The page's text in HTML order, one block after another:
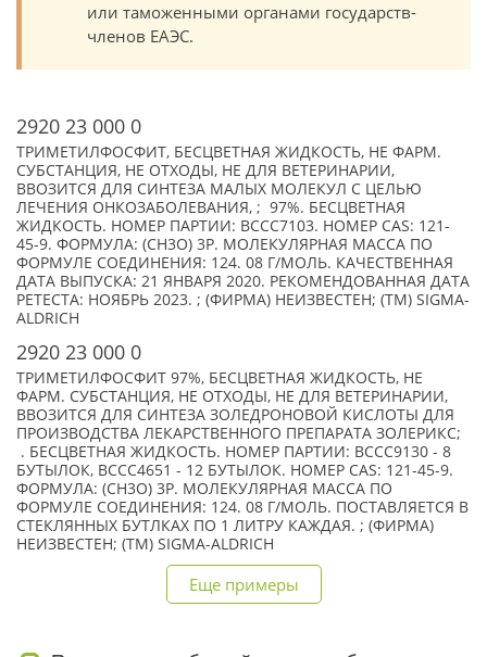
или таможенными органами государств-
членов ЕАЭС.
2920 23 000 0
ТРИМЕТИЛФОСФИТ, БЕСЦВЕТНАЯ ЖИДКОСТЬ, НЕ ФАРМ.
СУБСТАНЦИЯ, НЕ ОТХОДЫ, НЕ ДЛЯ ВЕТЕРИНАРИИ,
ВВОЗИТСЯ ДЛЯ СИНТЕЗА МАЛЫХ МОЛЕКУЛ С ЦЕЛЬЮ
ЛЕЧЕНИЯ ОНКОЗАБОЛЕВАНИЯ, ; 97%. БЕСЦВЕТНАЯ
ЖИДКОСТЬ. НОМЕР ПАРТИИ: BCCC7103. НОМЕР CAS: 121-
45-9. ФОРМУЛА: (CH3O) 3P. МОЛЕКУЛЯРНАЯ МАССА ПО
ФОРМУЛЕ СОЕДИНЕНИЯ: 124. 08 Г/МОЛЬ. КАЧЕСТВЕННАЯ
ДАТА ВЫПУСКА: 21 ЯНВАРЯ 2020. РЕКОМЕНДОВАННАЯ ДАТА
РЕТЕСТА: НОЯБРЬ 2023. ; (ФИРМА) НЕИЗВЕСТЕН; (TM) SIGMA-
ALDRICH
2920 23 000 0
ТРИМЕТИЛФОСФИТ 97%, БЕСЦВЕТНАЯ ЖИДКОСТЬ, НЕ
ФАРМ. СУБСТАНЦИЯ, НЕ ОТХОДЫ, НЕ ДЛЯ ВЕТЕРИНАРИИ,
ВВОЗИТСЯ ДЛЯ СИНТЕЗА ЗОЛЕДРОНОВОЙ КИСЛОТЫ ДЛЯ
ПРОИЗВОДСТВА ЛЕКАРСТВЕННОГО ПРЕПАРАТА ЗОЛЕРИКС;
. БЕСЦВЕТНАЯ ЖИДКОСТЬ. НОМЕР ПАРТИИ: BCCC9130 - 8
БУТЫЛОК, BCCC4651 - 12 БУТЫЛОК. НОМЕР CAS: 121-45-9.
ФОРМУЛА: (CH3O) 3P. МОЛЕКУЛЯРНАЯ МАССА ПО
ФОРМУЛЕ СОЕДИНЕНИЯ: 124. 08 Г/МОЛЬ. ПОСТАВЛЯЕТСЯ В
СТЕКЛЯННЫХ БУТЛКАХ ПО 1 ЛИТРУ КАЖДАЯ. ; (ФИРМА)
НЕИЗВЕСТЕН; (TM) SIGMA-ALDRICH
Еще примеры